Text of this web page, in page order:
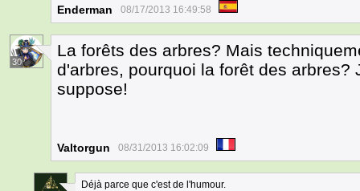
Enderman 08/17/2013 16:49:58
30
La forêts des arbres? Mais
d'arbres, pourquoi la forêt des arbres?
suppose!
Valtorgun 08/31/2013 16:02:09
Déjà parce que c'est de l'humour.